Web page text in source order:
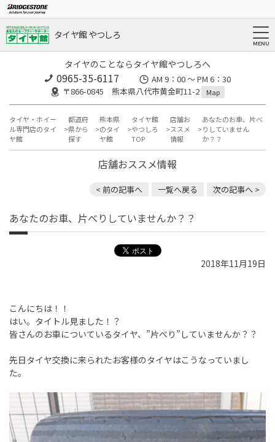
タイヤ館 やつしろ
タイヤのことならタイヤ館やつしろへ
0965-35-6117
AM 9：00 ～ PM 6：30
〒866-0845 熊本県八代市黄金町11-2
Map
タイヤ・ホイー
ル専門店のタイ
ヤ館
都道府
県から
探す
熊本県
のタイ
ヤ館
タイヤ館
やつしろ
TOP
店舗お
ススメ
情報
あなたのお車、片べ
りしていません
か？？
店舗おススメ情報
< 前の記事へ 一覧へ戻る 次の記事へ >
あなたのお車、片べりしていませんか？？
2018年11月19日
こんにちは！！
はい。タイトル見ました！？
皆さんのお車についているタイヤ、”片べり”していませんか？？
先日タイヤ交換に来られたお客様のタイヤはこうなっていまし
た。